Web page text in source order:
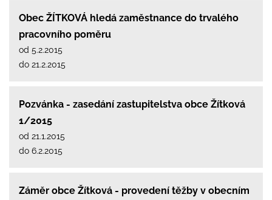
Obec ŽÍTKOVÁ hledá zaměstnance do trvalého
pracovního poměru
od 5.2.2015
do 21.2.2015
Pozvánka - zasedání zastupitelstva obce Žítková
1/2015
od 21.1.2015
do 6.2.2015
Záměr obce Žítková - provedení těžby v obecním